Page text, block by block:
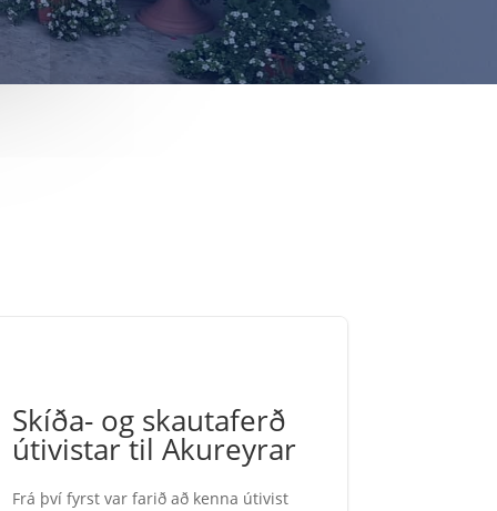
Skíða- og skautaferð
útivistar til Akureyrar
Frá því fyrst var farið að kenna útivist